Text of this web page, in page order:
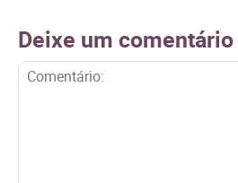
Deixe um comentário